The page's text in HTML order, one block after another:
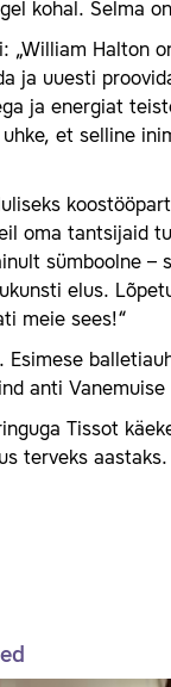
kohal. Selma
„William Halton
ja uuesti
ja energiat
et selline
oma tantsijaid
sümboolne –
elus.
meie sees!“
anti
Tissot
terveks aastaks.